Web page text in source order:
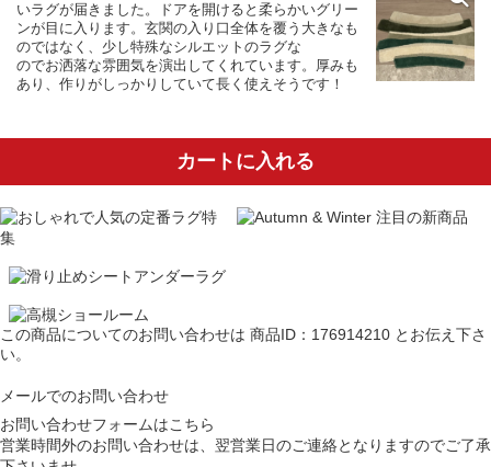
いラグが届きました。ドアを開けると柔らかいグリー
ンが目に入ります。玄関の入り口全体を覆う大きなも
のではなく、少し特殊なシルエットのラグな
のでお洒落な雰囲気を演出してくれています。厚みも
あり、作りがしっかりしていて長く使えそうです！
カートに入れる
この商品についてのお問い合わせは 商品ID：176914210 とお伝え下さ
い。
メールでのお問い合わせ
お問い合わせフォームはこちら
営業時間外のお問い合わせは、翌営業日のご連絡となりますのでご了承